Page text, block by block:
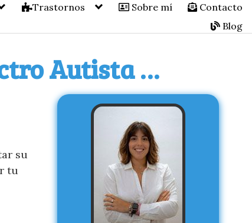
Trastornos Sobre mí
Contacto
Blog
Autista …
su
tu